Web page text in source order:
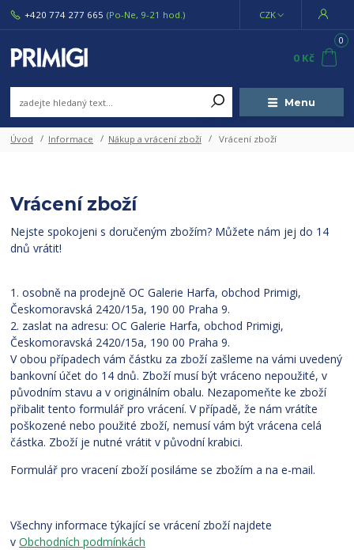
Menu
CZK
+420 774 277 665 (Po-Ne, 9-21 hod.)
0
0 Kč
Úvod Informace Nákup a vrácení zboží Vrácení zboží
Vrácení zboží
Nejste spokojeni s doručeným zbožím? Můžete nám jej do 14
dnů vrátit!
1. osobně na prodejně OC Galerie Harfa, obchod Primigi,
Českomoravská 2420/15a, 190 00 Praha 9.
2. zaslat na adresu: OC Galerie Harfa, obchod Primigi,
Českomoravská 2420/15a, 190 00 Praha 9.
V obou případech vám částku za zboží zašleme na vámi uvedený
bankovní účet do 14 dnů. Zboží musí být vráceno nepoužité, v
původním stavu a v originálním obalu. Nezapomeňte ke zboží
přibalit tento formulář pro vrácení. V případě, že nám vrátíte
poškozené nebo použité zboží, nemusí vám být vrácena celá
částka. Zboží je nutné vrátit v původní krabici.
Formulář pro vracení zboží posiláme se zbožím a na e-mail.
Všechny informace týkající se vrácení zboží najdete
vObchodních podmínkách